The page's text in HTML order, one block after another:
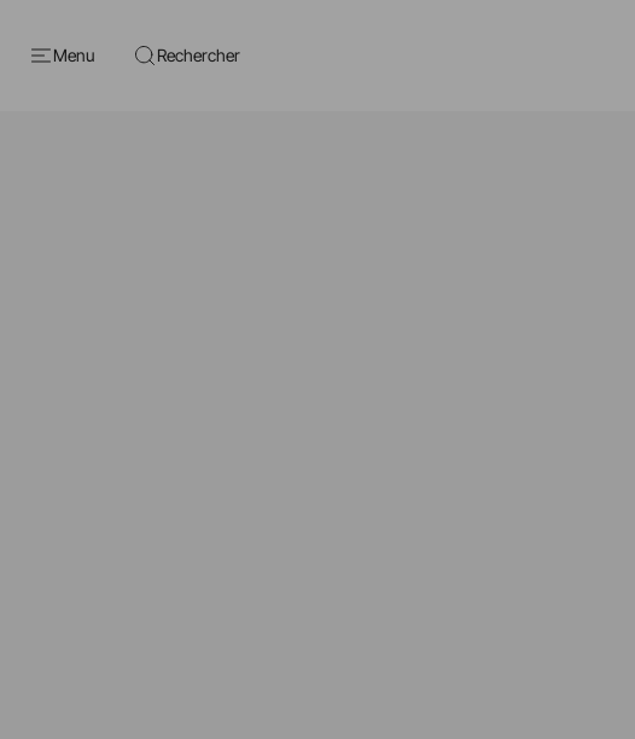
Menu Rechercher